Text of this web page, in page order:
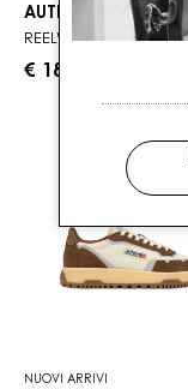
AUTRY
REELWIND LOW MAN
€ 185.00
NUOVI ARRIVI